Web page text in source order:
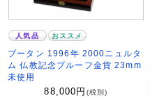
人気品 おススメ
ブータン 1996年 2000ニュルタ
ム 仏教記念プルーフ金貨 23mm
未使用
88,000 円 (税別)